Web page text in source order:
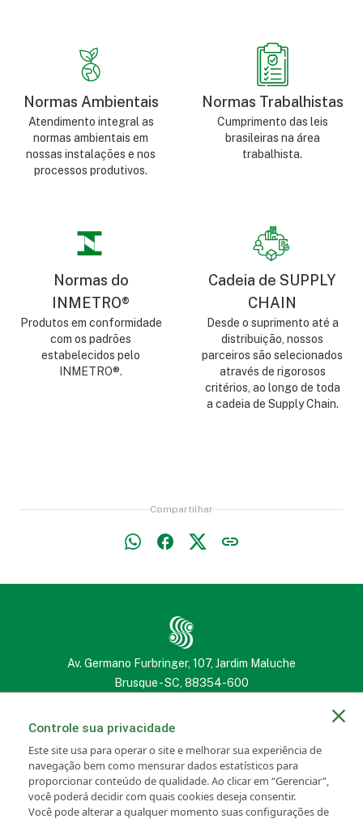
Normas Ambientais
Atendimento integral as
normas ambientais em
nossas instalações e nos
processos produtivos.
Normas Trabalhistas
Cumprimento das leis
brasileiras na área
trabalhista.
Normas do
INMETRO®
Produtos em conformidade
com os padrões
estabelecidos pelo
INMETRO®.
Cadeia de SUPPLY
CHAIN
Desde o suprimento até a
distribuição, nossos
parceiros são selecionados
através de rigorosos
critérios, ao longo de toda
a cadeia de Supply Chain.
Compartilhar
Av. Germano Furbringer, 107, Jardim Maluche
Brusque - SC, 88354-600
Portal SANCRIS Newsletter
Controle sua privacidade
Este site usa para operar o site e melhorar sua experiência de
navegação bem como mensurar dados estatísticos para
proporcionar conteúdo de qualidade. Ao clicar em “Gerenciar”,
você poderá decidir com quais cookies deseja consentir.
Você pode alterar a qualquer momento suas configurações de